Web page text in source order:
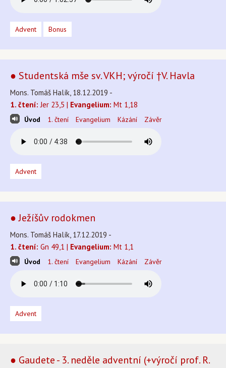
Advent Bonus
● Studentská mše sv. VKH; výročí †V. Havla
Mons. Tomáš Halík, 18.12.2019 -
1. čtení: Jer 23,5 | Evangelium: Mt 1,18
Úvod 1. čtení Evangelium Kázání Závěr
Advent
● Ježíšův rodokmen
Mons. Tomáš Halík, 17.12.2019 -
1. čtení: Gn 49,1 | Evangelium: Mt 1,1
Úvod 1. čtení Evangelium Kázání Závěr
Advent
● Gaudete - 3. neděle adventní (+výročí prof. R.